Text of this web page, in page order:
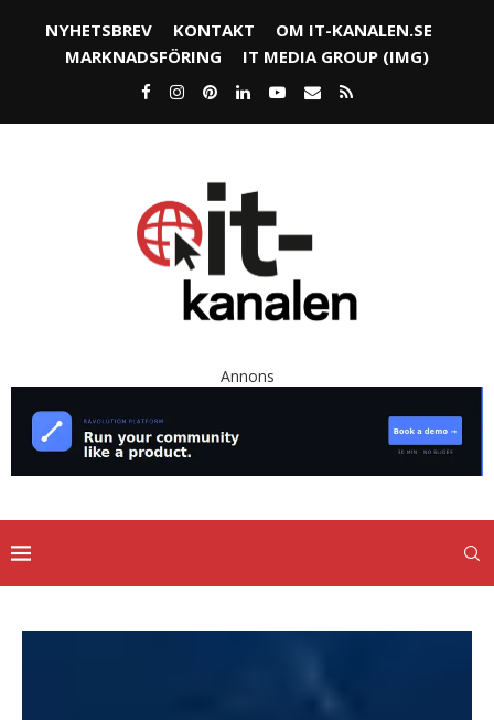
NYHETSBREV KONTAKT
OM IT-KANALEN.SE
MARKNADSFÖRING
IT MEDIA GROUP (IMG)
Annons